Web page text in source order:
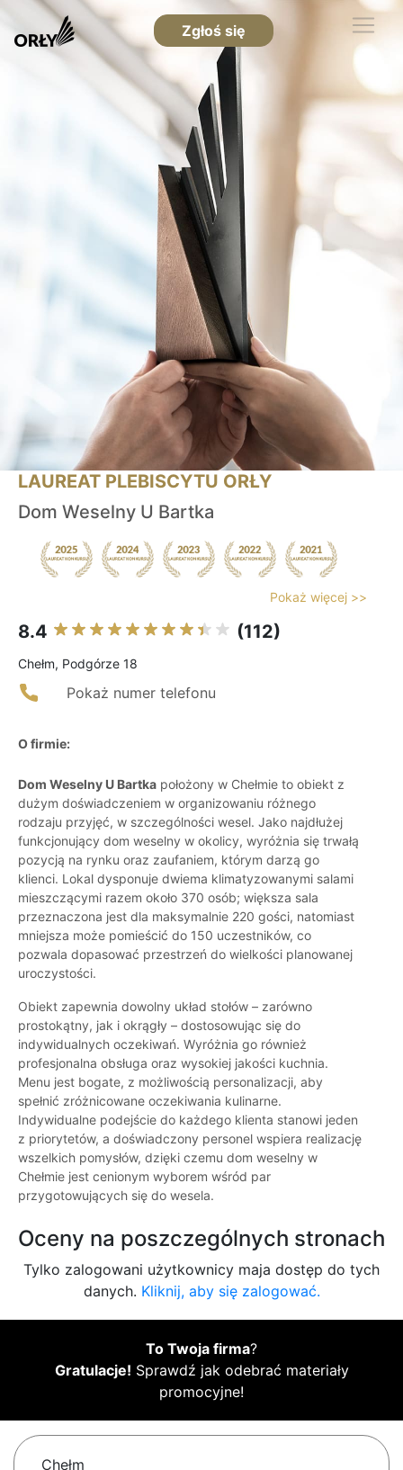
Zgłoś się
LAUREAT PLEBISCYTU ORŁY
Dom Weselny U Bartka
Pokaż więcej >>
8.4 (112)
Chełm, Podgórze 18
Pokaż numer telefonu
O firmie:
Dom Weselny U Bartka położony w Chełmie to obiekt z
dużym doświadczeniem w organizowaniu różnego
rodzaju przyjęć, w szczególności wesel. Jako najdłużej
funkcjonujący dom weselny w okolicy, wyróżnia się trwałą
pozycją na rynku oraz zaufaniem, którym darzą go
klienci. Lokal dysponuje dwiema klimatyzowanymi salami
mieszczącymi razem około 370 osób; większa sala
przeznaczona jest dla maksymalnie 220 gości, natomiast
mniejsza może pomieścić do 150 uczestników, co
pozwala dopasować przestrzeń do wielkości planowanej
uroczystości.
Obiekt zapewnia dowolny układ stołów – zarówno
prostokątny, jak i okrągły – dostosowując się do
indywidualnych oczekiwań. Wyróżnia go również
profesjonalna obsługa oraz wysokiej jakości kuchnia.
Menu jest bogate, z możliwością personalizacji, aby
spełnić zróżnicowane oczekiwania kulinarne.
Indywidualne podejście do każdego klienta stanowi jeden
z priorytetów, a doświadczony personel wspiera realizację
wszelkich pomysłów, dzięki czemu dom weselny w
Chełmie jest cenionym wyborem wśród par
przygotowujących się do wesela.
Oceny na poszczególnych stronach
Tylko zalogowani użytkownicy maja dostęp do tych
danych. Kliknij, aby się zalogować.
To Twoja firma?
Gratulacje! Sprawdź jak odebrać materiały
promocyjne!
Chełm